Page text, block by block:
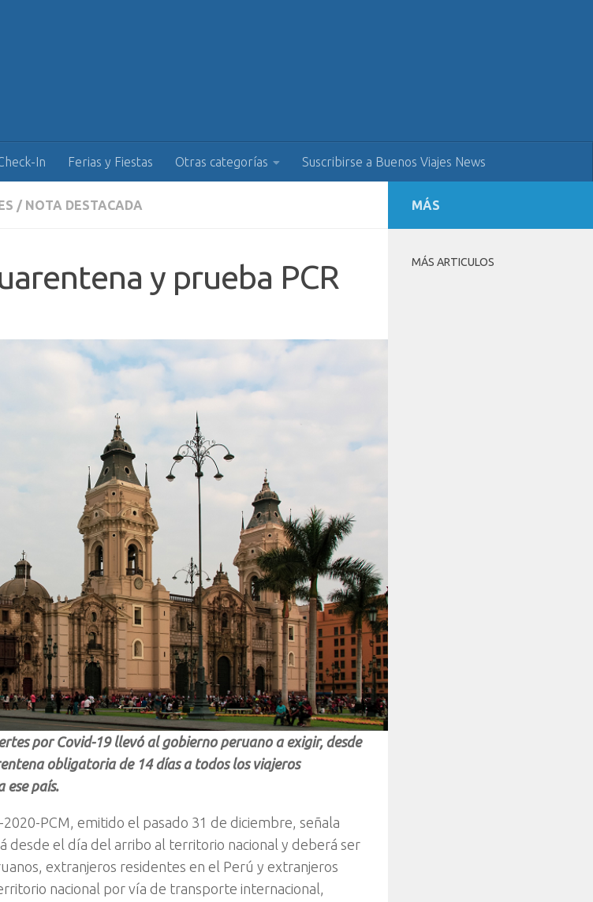
In Ferias y Fiestas Otras categorías Suscribirse a Buenos Viajes News
/ NOTA DESTACADA
y prueba PCR
por Covid-19 llevó al gobierno peruano a exigir, desde
obligatoria de 14 días a todos los viajeros
ese país.
PCM, emitido el pasado 31 de diciembre, señala
desde el día del arribo al territorio nacional y deberá ser
extranjeros residentes en el Perú y extranjeros
nacional por vía de transporte internacional,
MÁS
MÁS ARTICULOS